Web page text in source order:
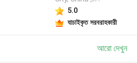
5.0
যাচাইকৃত সরবরাহকারী
আরো দেখুন